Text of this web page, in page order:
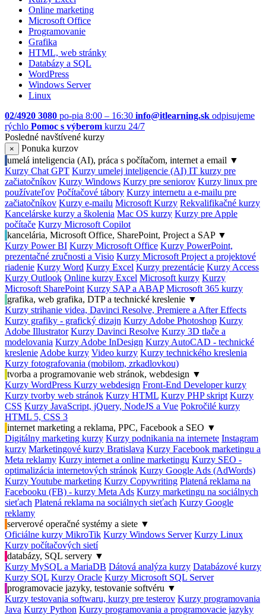
Online marketing
Microsoft Office
Programovanie
Grafika
HTML, web stránky
Databázy a SQL
WordPress
Windows Server
Linux
02/4920 3080 po-pia 8:00 – 16:30 info@itlearning.sk odpisujeme
rýchlo Pomoc s výberom kurzu 24/7
Posledné navštívené kurzy
×
Ponuka kurzov
umelá inteligencia (AI), práca s počítačom, internet a email ▼
Kurzy Chat GPT Kurzy umelej inteligencie (AI) IT kurzy pre
začiatočníkov Kurzy Windows Kurzy pre seniorov Kurzy linux pre
používateľov Počítačové tábory Kurzy internetu a e-mailu pre
začiatočníkov Kurzy e-mailu Microsoft Kurzy Rekvalifikačné kurzy
Kancelárske kurzy a školenia Mac OS kurzy Kurzy pre Apple
počítače Kurzy Microsoft Copilot
kancelária, Microsoft Office, SharePoint, Project a SAP ▼
Kurzy Power BI Kurzy Microsoft Office Kurzy PowerPoint,
prezentačné zručnosti a Visio Kurzy Microsoft Project a projektové
riadenie Kurzy Word Kurzy Excel Kurzy prezentácie Kurzy Access
Kurzy Outlook Online kurzy Excel Microsoft kurzy Kurzy
Microsoft SharePoint Kurzy SAP a ABAP Microsoft 365 kurzy
grafika, web grafika, DTP a technické kreslenie ▼
Kurzy strihanie videa, Davinci Resolve, Premiere a After Effects
Kurzy grafiky - grafický dizajn Kurzy Adobe Photoshop Kurzy
Adobe Illustrator Kurzy Davinci Resolve Kurzy 3D tlače a
modelovania Kurzy Adobe InDesign Kurzy AutoCAD - technické
kreslenie Adobe kurzy Video kurzy Kurzy technického kreslenia
Kurzy fotografovania (mobilom, zrkadlovkou)
tvorba a programovanie web stránok, webdesign ▼
Kurzy WordPress Kurzy webdesign Front-End Developer kurzy
Kurzy tvorby web stránok Kurzy HTML Kurzy PHP skript Kurzy
CSS Kurzy JavaScript, jQuery, NodeJS a Vue Pokročilé kurzy
HTML 5, CSS 3
internet marketing a reklama, PPC, Facebook a SEO ▼
Digitálny marketing kurzy Kurzy podnikania na internete Instagram
kurzy Marketingové kurzy Bratislava Kurzy Facebook marketingu a
Meta reklamy Kurzy internet a online marketingu Kurzy SEO -
optimalizácia internetových stránok Kurzy Google Ads (AdWords)
Kurzy Youtube marketing Kurzy Copywriting Platená reklama na
Facebooku (FB) - kurzy Meta Ads Kurzy marketingu na sociálnych
sieťach Platená reklama na sociálnych sieťach Kurzy Google
reklamy
serverové operačné systémy a siete ▼
Oficiálne kurzy MikroTik Kurzy Windows Server Kurzy Linux
Kurzy počítačových sietí
databázy, SQL servery ▼
Kurzy MySQL a MariaDB Dátová analýza kurzy Databázové kurzy
Kurzy SQL Kurzy Oracle Kurzy Microsoft SQL Server
programovacie jazyky, testovanie softvéru ▼
Kurzy testovania softwaru, kurzy pre testerov Kurzy programovania
Java Kurzy Python Kurzy programovania a programovacie jazyky